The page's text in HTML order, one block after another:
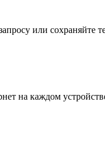
или сохраняйте
на каждом